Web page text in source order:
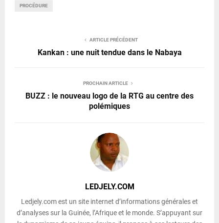
PROCÉDURE
ARTICLE PRÉCÉDENT
Kankan : une nuit tendue dans le Nabaya
PROCHAIN ARTICLE
BUZZ : le nouveau logo de la RTG au centre des
polémiques
LEDJELY.COM
Ledjely.com est un site internet d’informations générales et
d’analyses sur la Guinée, l’Afrique et le monde. S’appuyant sur